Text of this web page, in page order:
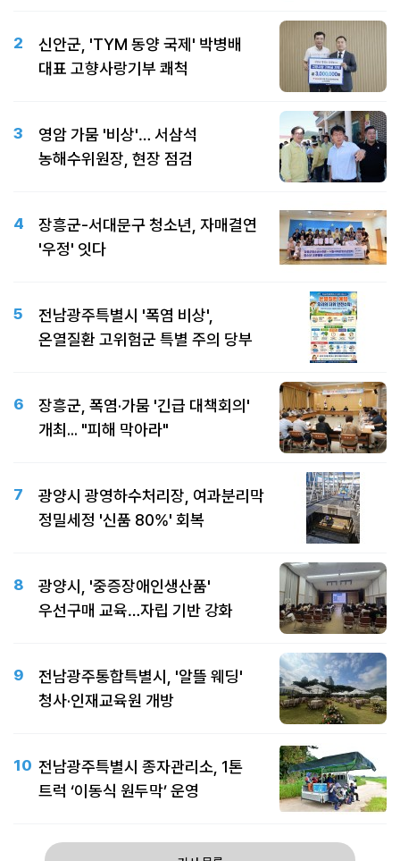
2
신안군, 'TYM 동양 국제' 박병배
대표 고향사랑기부 쾌척
3
영암 가뭄 '비상'… 서삼석
농해수위원장, 현장 점검
4
장흥군-서대문구 청소년, 자매결연
'우정' 잇다
5
전남광주특별시 '폭염 비상',
온열질환 고위험군 특별 주의 당부
6
장흥군, 폭염·가뭄 '긴급 대책회의'
개최... "피해 막아라"
7
광양시 광영하수처리장, 여과분리막
정밀세정 '신품 80%' 회복
8
광양시, '중증장애인생산품'
우선구매 교육…자립 기반 강화
9
전남광주통합특별시, '알뜰 웨딩'
청사·인재교육원 개방
10 전남광주특별시 종자관리소, 1톤
트럭 ‘이동식 원두막’ 운영